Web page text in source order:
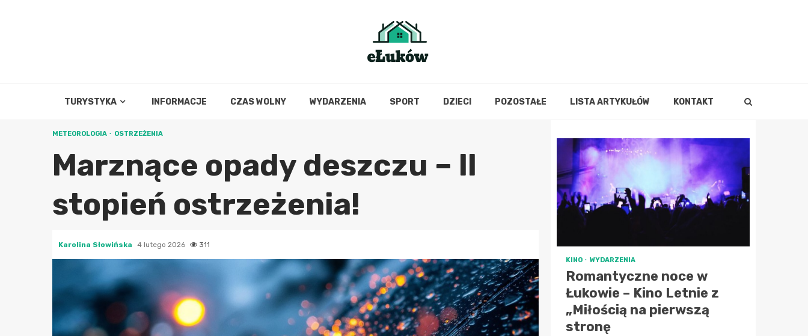
TURYSTYKA INFORMACJE CZAS WOLNY WYDARZENIA SPORT DZIECI POZOSTAŁE LISTA ARTYKUŁÓW KONTAKT
METEOROLOGIA OSTRZEŻENIA
Marznące opady deszczu – II
stopień ostrzeżenia!
Karolina Słowińska 4 lutego 2026 311
KINO WYDARZENIA
Romantyczne noce w
Łukowie – Kino Letnie z
„Miłością na pierwszą
stronę